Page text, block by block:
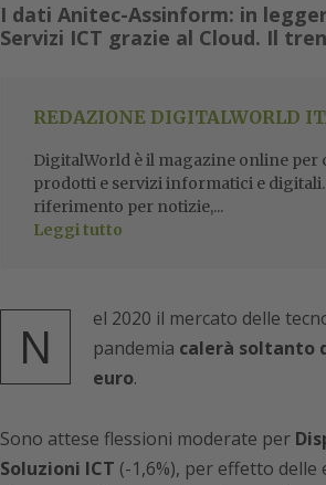
I dati Anitec-Assinform: in
Servizi ICT grazie al Cloud. Il
REDAZIONE DIGITALWORLD
DigitalWorld è il magazine online per
prodotti e servizi informatici e
riferimento per notizie,...
Leggi tutto
N
el 2020 il mercato delle
pandemia calerà soltanto
euro.
Sono attese flessioni moderate per
Soluzioni ICT (-1,6%), per effetto